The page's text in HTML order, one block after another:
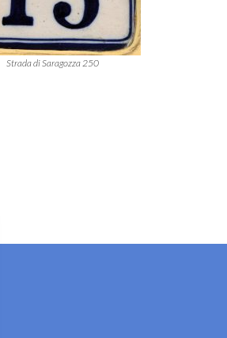
Strada di Saragozza 250